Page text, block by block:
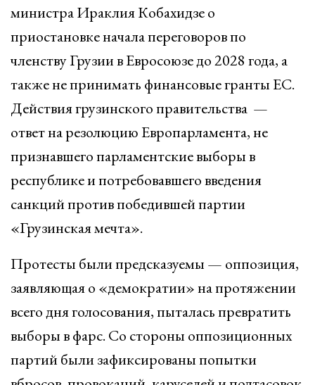
министра Ираклия Кобахидзе о
приостановке начала переговоров по
членству Грузии в Евросоюзе до 2028 года, а
также не принимать финансовые гранты ЕС.
Действия грузинского правительства —
ответ на резолюцию Европарламента, не
признавшего парламентские выборы в
республике и потребовавшего введения
санкций против победившей партии
«Грузинская мечта».
Протесты были предсказуемы — оппозиция,
заявляющая о «демократии» на протяжении
всего дня голосования, пыталась превратить
выборы в фарс. Со стороны оппозиционных
партий были зафиксированы попытки